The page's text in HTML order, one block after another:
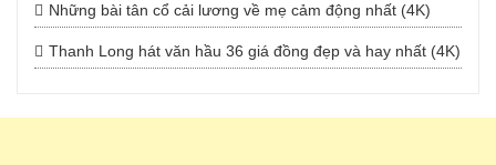
Những bài tân cổ cải lương về mẹ cảm động nhất (4K)
Thanh Long hát văn hầu 36 giá đồng đẹp và hay nhất (4K)